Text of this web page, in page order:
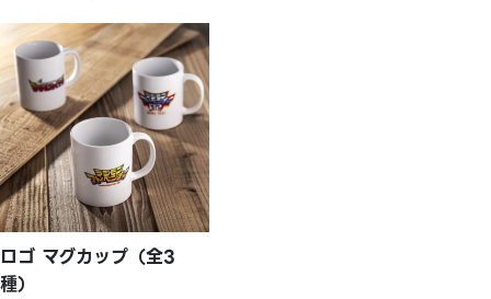
ロゴ マグカップ（全3
種）